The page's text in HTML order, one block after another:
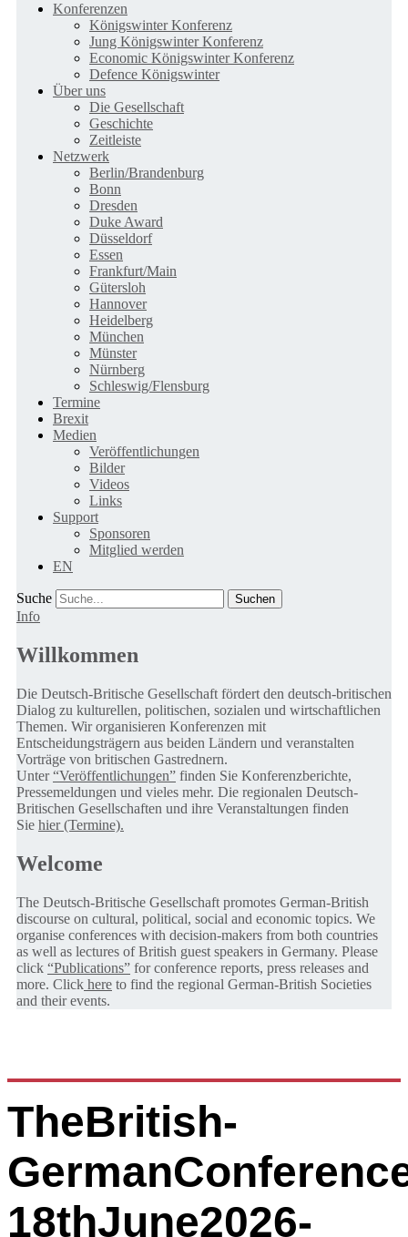
Konferenzen
Königswinter Konferenz
Jung Königswinter Konferenz
Economic Königswinter Konferenz
Defence Königswinter
Über uns
Die Gesellschaft
Geschichte
Zeitleiste
Netzwerk
Berlin/Brandenburg
Bonn
Dresden
Duke Award
Düsseldorf
Essen
Frankfurt/Main
Gütersloh
Hannover
Heidelberg
München
Münster
Nürnberg
Schleswig/Flensburg
Termine
Brexit
Medien
Veröffentlichungen
Bilder
Videos
Links
Support
Sponsoren
Mitglied werden
EN
Suche
Info
Willkommen
Die Deutsch-Britische Gesellschaft fördert den deutsch-britischen
Dialog zu kulturellen, politischen, sozialen und wirtschaftlichen
Themen. Wir organisieren Konferenzen mit
Entscheidungsträgern aus beiden Ländern und veranstalten
Vorträge von britischen Gastrednern.
Unter“Veröffentlichungen” finden Sie Konferenzberichte,
Pressemeldungen und vieles mehr. Die regionalen Deutsch-
Britischen Gesellschaften und ihre Veranstaltungen finden
Sie hier (Termine).
Welcome
The Deutsch-Britische Gesellschaft promotes German-British
discourse on cultural, political, social and economic topics. We
organise conferences with decision-makers from both countries
as well as lectures of British guest speakers in Germany. Please
click “Publications” for conference reports, press releases and
more. Click here to find the regional German-British Societies
and their events.
TheBritish-
18thJune2026-